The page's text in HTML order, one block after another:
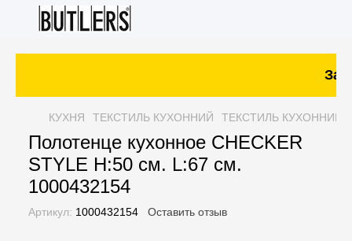
КУХНЯ ТЕКСТИЛЬ КУХОННИЙ ТЕКСТИЛЬ КУХОННИЙ
Полотенце кухонное CHECKER
STYLE H:50 см. L:67 см.
1000432154
Артикул: 1000432154 Оставить отзыв